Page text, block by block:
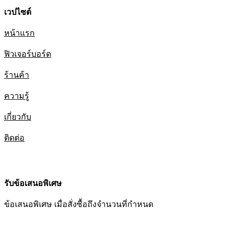
เวปไซต์
หน้าแรก
ฟิวเจอร์บอร์ด
ร้านค้า
ความรู้
เกี่ยวกับ
ติดต่อ
รับข้อเสนอพิเศษ
ข้อเสนอพิเศษ เมื่อสั่งซื้อถึงจำนวนที่กำหนด